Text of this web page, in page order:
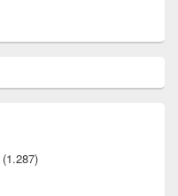
(1.287)